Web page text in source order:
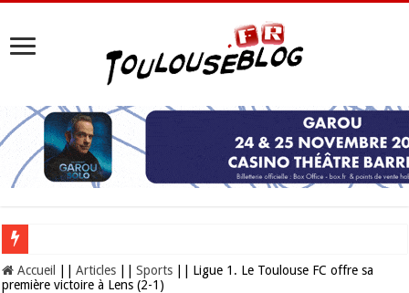
Les Nocturnes de la Cité de l’espace 2026 : l’événement incontournable de
Accueil Articles Sports
Ligue 1. Le Toulouse FC offre sa
première victoire à Lens (2-1)